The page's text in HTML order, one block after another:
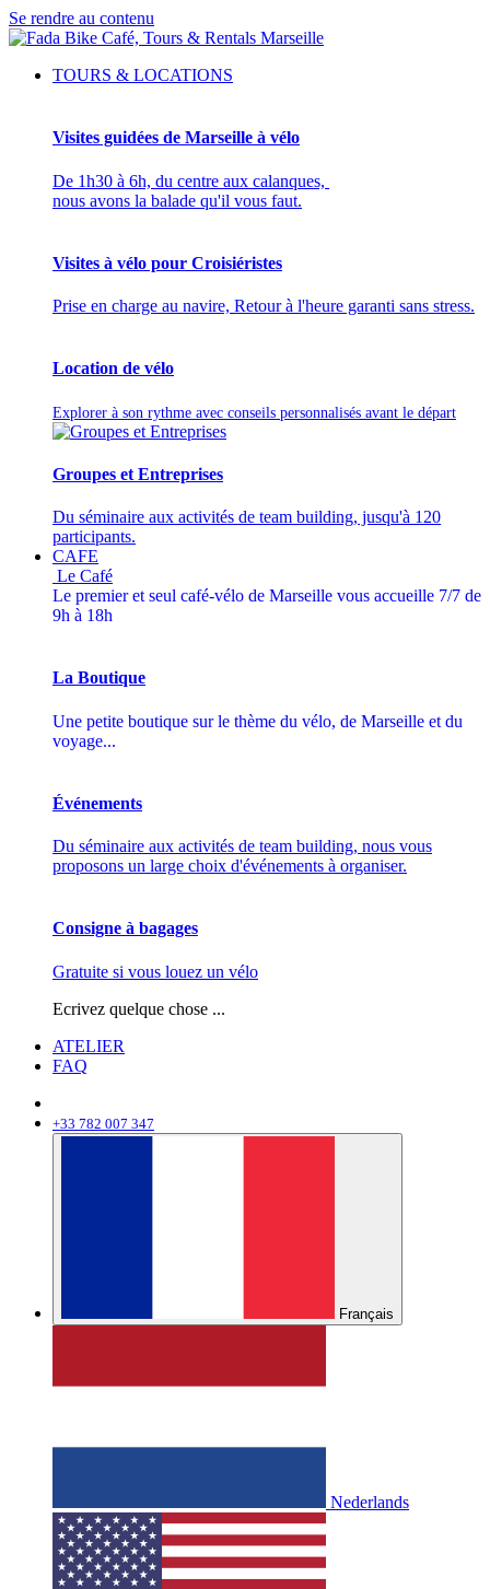
Se rendre au contenu
TOURS & LOCATIONS
Visites guidées de Marseille à vélo
De 1h30 à 6h, du centre aux calanques,
nous avons la balade qu'il vous faut.
Visites à vélo pour Croisiéristes
Prise en charge au navire, Retour à l'heure garanti sans stress.
Location de vélo
Explorer à son rythme avec conseils personnalisés avant le départ
Groupes et Entreprises
Du séminaire aux activités de team building, jusqu'à 120
participants.
CAFE
Le Café
Le premier et seul café-vélo de Marseille vous accueille 7/7 de
9h à 18h
La Boutique
Une petite boutique sur le thème du vélo, de Marseille et du
voyage...
Événements
Du séminaire aux activités de team building, nous vous
proposons un large choix d'événements à organiser.
Consigne à bagages
Gratuite si vous louez un vélo
Ecrivez quelque chose ...
ATELIER
FAQ
+33 782 007 347
Français
Nederlands